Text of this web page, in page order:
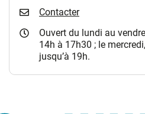
Contacter
Ouvert du lundi au
14h à 17h30 ; le
jusqu’à 19h.